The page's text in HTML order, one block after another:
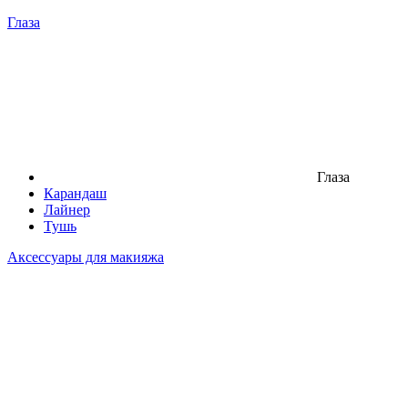
Глаза
Глаза
Карандаш
Лайнер
Тушь
Аксессуары для макияжа